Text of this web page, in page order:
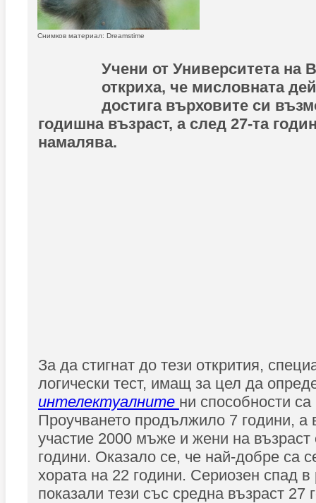
Снимков материал: Dreamstime
Учени от Университета на
откриха, че мисловната
достига върховите си
годишна възраст, а след 27-та
намалява.
За да стигнат до тези открития,
логически тест, имащ за цел да
интелектуалните ни способности
Проучването продължило 7 години, а
участие 2000 мъже и жени на възраст
години. Оказало се, че най-добре са
хората на 22 години. Сериозен спад в
показали тези със средна възраст 27